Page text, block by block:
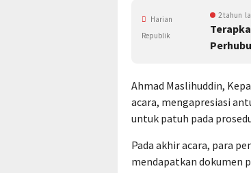
2 tahun
Harian
Republik
Ahmad Maslihuddin,
acara, mengapresiasi
untuk patuh pada
Pada akhir acara, para
mendapatkan dokumen